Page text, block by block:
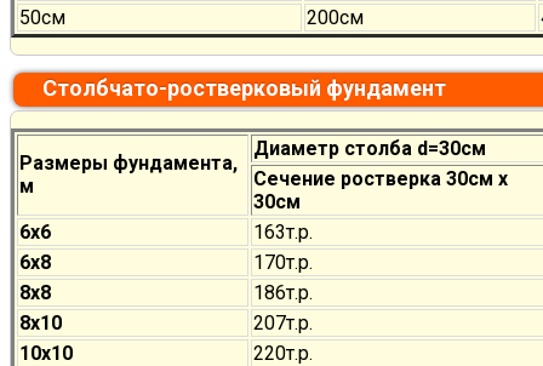
50см
200см
Столбчато-ростверковый фундамент
Размеры фундамента,
м
Диаметр столба d=30см
Сечение ростверка 30см х
30см
6х6
163т.р.
6х8
170т.р.
8х8
186т.р.
8х10
207т.р.
10х10
220т.р.